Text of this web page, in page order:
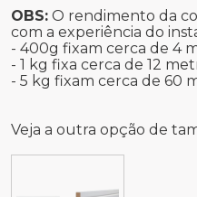
OBS: O rendimento da
com a experiência do
- 400g fixam cerca de 4
- 1 kg fixa cerca de 12
- 5 kg fixam cerca de 60
Veja a outra opção de